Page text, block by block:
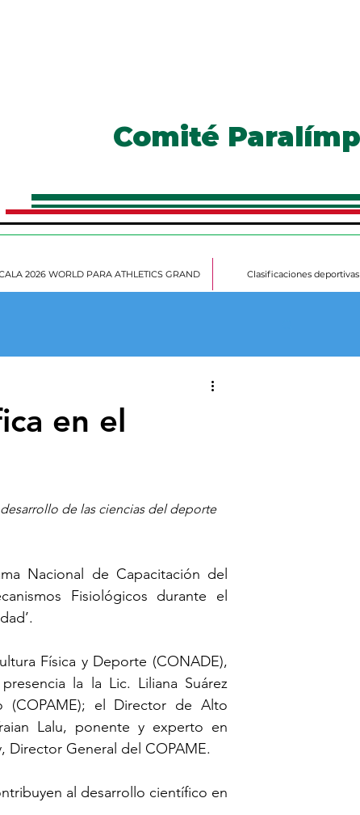
Comité
2026 WORLD PARA ATHLETICS GRAND Clasificaciones deportivas
en el
de las ciencias del deporte
Nacional de Capacitación del
Fisiológicos durante el
Física y Deporte (CONADE),
la la Lic. Liliana Suárez
(COPAME); el Director de Alto
Lalu, ponente y experto en
Director General del COPAME.
al desarrollo científico en